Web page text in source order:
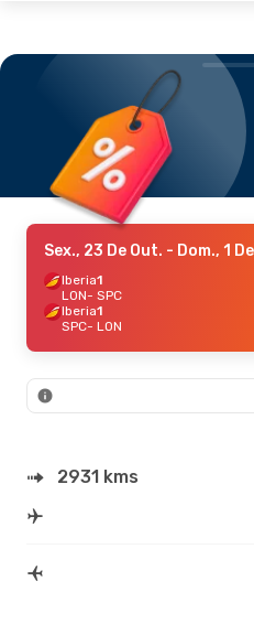
Sex., 23 De Out. - Dom., 1
Iberia1
LON- SPC
Iberia1
SPC- LON
2931 kms